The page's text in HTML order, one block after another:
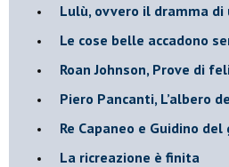
Lulù, ovvero il dramma
Le cose belle accadono
Roan Johnson, Prove di
Piero Pancanti, L’albero
Re Capaneo e Guidino
La ricreazione è finita